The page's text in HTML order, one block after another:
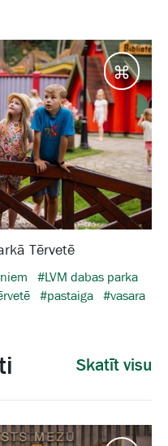
Tērvetē
#LVM dabas parka
#pastaiga #vasara
Skatīt visu